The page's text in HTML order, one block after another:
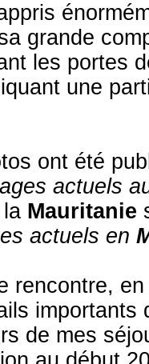
grande
les portes
une
ont été
actuels
Mauritanie
actuels en
rencontre,
de mes